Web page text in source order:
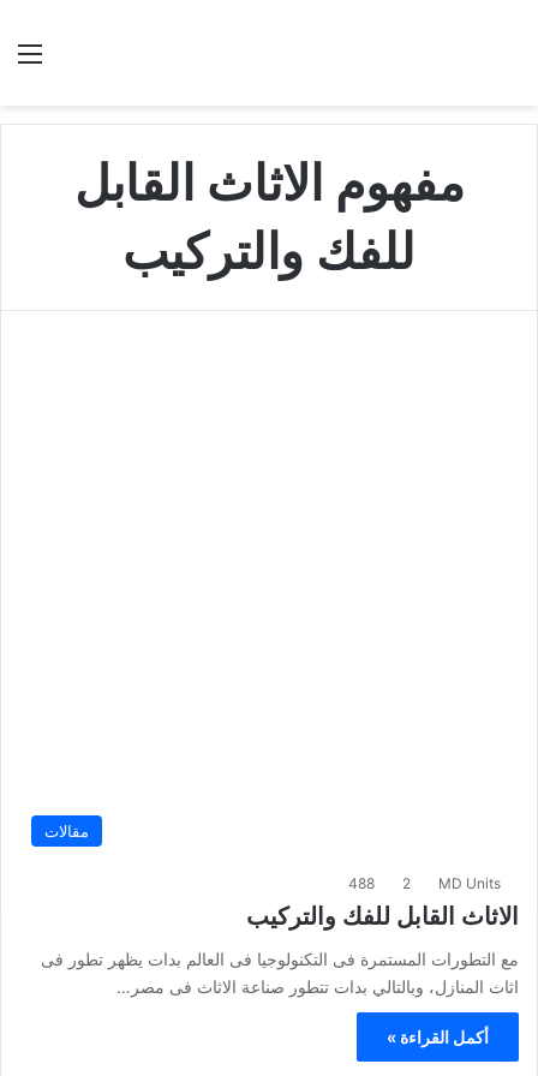
مفهوم الاثاث القابل
للفك والتركيب
مقالات
MD Units
2
488
الاثاث القابل للفك والتركيب
مع التطورات المستمرة فى التكنولوجيا فى العالم بدات يظهر تطور فى
اثاث المنازل، وبالتالي بدات تتطور صناعة الاثاث فى مصر…
أكمل القراءة »